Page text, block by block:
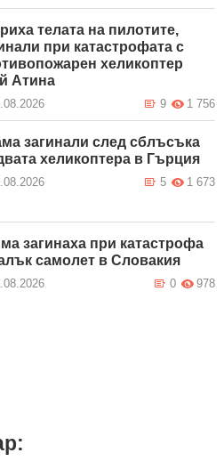
телата на пилотите,
при катастрофата с
хеликоптер
Атина
1 756
9
загинали след сблъсъка
хеликоптера в Гърция
1 673
5
загинаха при катастрофа
самолет в Словакия
978
0